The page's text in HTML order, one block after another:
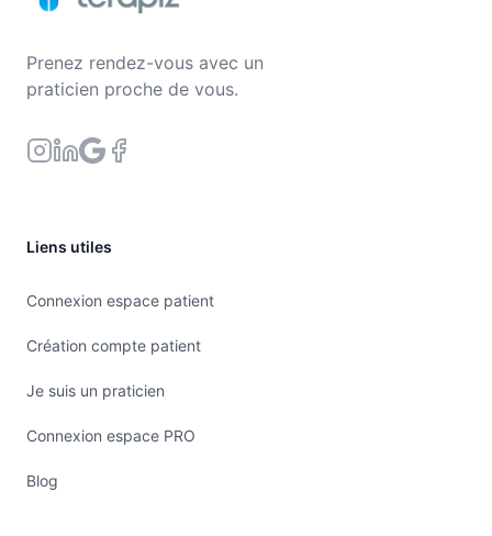
Prenez rendez-vous avec un
praticien proche de vous.
Liens utiles
Connexion espace patient
Création compte patient
Je suis un praticien
Connexion espace PRO
Blog